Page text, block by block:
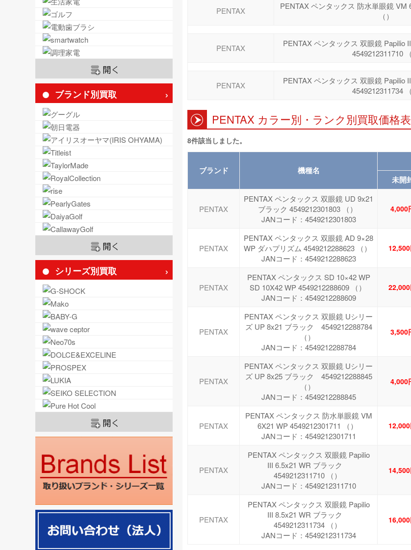
ブランド別買取
シリーズ別買取
PENTAX
PENTAX ペンタックス 防水単眼鏡 VM
（）
PENTAX
PENTAX ペンタックス 双眼鏡 Papilio
4549212311710 （
PENTAX
PENTAX ペンタックス 双眼鏡 Papilio
4549212311734 （
PENTAX カラー別・ランク別買取価格表
8件該当しました。
ブランド 機種名
未開
PENTAX
PENTAX ペンタックス 双眼鏡 UD 9x21
ブラック 4549212301803 （）
JANコード：4549212301803
4,000
PENTAX
PENTAX ペンタックス 双眼鏡 AD 9×28
WP ダハプリズム 4549212288623 （）
JANコード：4549212288623
PENTAX
PENTAX ペンタックス SD 10×42 WP
SD 10X42 WP 4549212288609 （）
JANコード：4549212288609
PENTAX
PENTAX ペンタックス 双眼鏡 Uシリー
ズ UP 8x21 ブラック 4549212288784
（）
JANコード：4549212288784
3,500
PENTAX
PENTAX ペンタックス 双眼鏡 Uシリー
ズ UP 8x25 ブラック 4549212288845
（）
JANコード：4549212288845
4,000
PENTAX
PENTAX ペンタックス 防水単眼鏡 VM
6X21 WP 4549212301711 （）
JANコード：4549212301711
PENTAX
PENTAX ペンタックス 双眼鏡 Papilio
III 6.5x21 WR ブラック
4549212311710 （）
JANコード：4549212311710
PENTAX
PENTAX ペンタックス 双眼鏡 Papilio
III 8.5x21 WR ブラック
4549212311734 （）
JANコード：4549212311734